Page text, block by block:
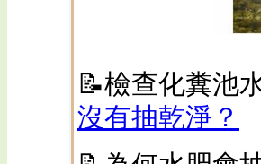
📝檢查化糞池
沒有抽乾淨？